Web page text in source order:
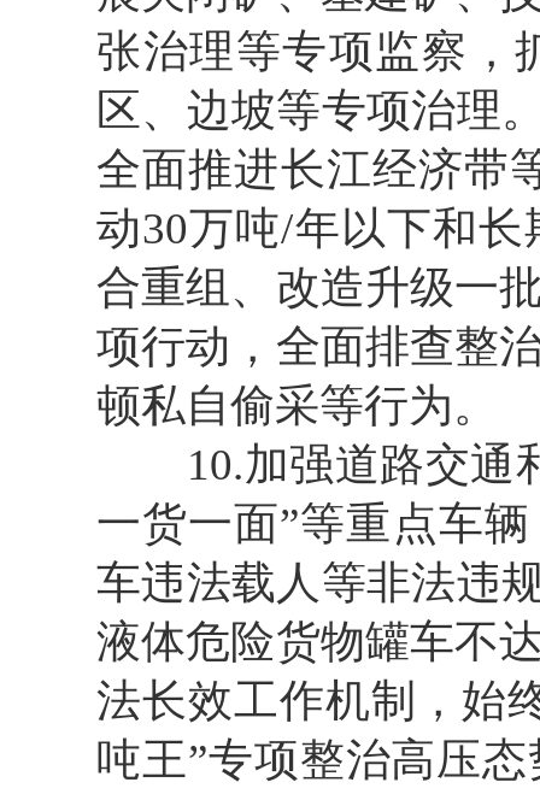
张治理等专项监察，
区、边坡等专项治理
全面推进长江经济带
动30万吨/年以下和
合重组、改造升级一
项行动，全面排查整
顿私自偷采等行为。
10.加强道路交通
一货一面”等重点车
车违法载人等非法违
液体危险货物罐车不
法长效工作机制，始
吨王”专项整治高压